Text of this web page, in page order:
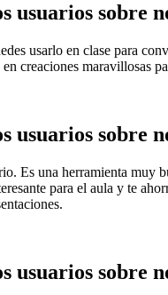
usuarios sobre
usarlo en clase para
creaciones maravillosas
usuarios sobre
Es una herramienta muy
para el aula y te
usuarios sobre